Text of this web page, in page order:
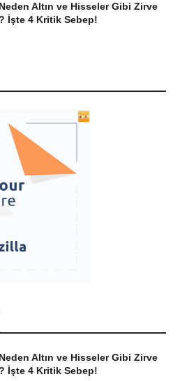
Altın ve Hisseler Gibi Zirve
İşte 4 Kritik Sebep!
Altın ve Hisseler Gibi Zirve
İşte 4 Kritik Sebep!